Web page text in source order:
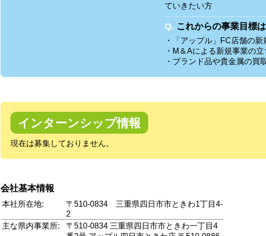
ていきたい方
Q. これからの事業目標は
・「アップル」FC店舗の新
・M＆Aによる新規事業の
・ブランド品や貴金属の買
インターンシップ情報
現在は募集しておりません。
会社基本情報
本社所在地:
〒510-0834 三重県四日市市ときわ1丁目4-
2
主な県内事業所:
〒510-0834 三重県四日市市ときわ一丁目4